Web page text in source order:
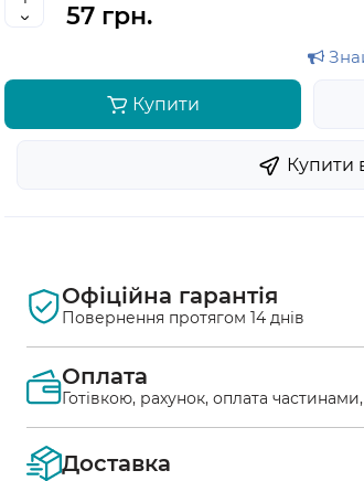
57 грн.
Купити
Купити
Офіційна гарантія
Повернення протягом 14 днів
Оплата
Готівкою, рахунок, оплата
Ви маєте можливість перевірити
Доставка